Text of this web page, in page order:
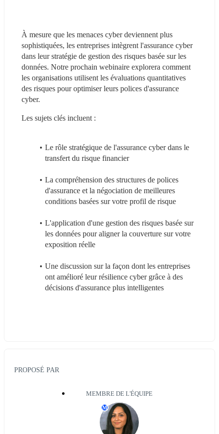
À mesure que les menaces cyber deviennent plus
sophistiquées, les entreprises intègrent l'assurance cyber
dans leur stratégie de gestion des risques basée sur les
données. Notre prochain webinaire explorera comment
les organisations utilisent les évaluations quantitatives
des risques pour optimiser leurs polices d'assurance
cyber.
Les sujets clés incluent :
Le rôle stratégique de l'assurance cyber dans le
transfert du risque financier
La compréhension des structures de polices
d'assurance et la négociation de meilleures
conditions basées sur votre profil de risque
L'application d'une gestion des risques basée sur
les données pour aligner la couverture sur votre
exposition réelle
Une discussion sur la façon dont les entreprises
ont amélioré leur résilience cyber grâce à des
décisions d'assurance plus intelligentes
PROPOSÉ PAR
MEMBRE DE L'ÉQUIPE
M